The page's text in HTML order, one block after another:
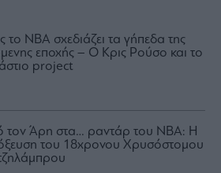
το NBA σχεδιάζει τα γήπεδα της
εποχής – Ο Κρις Ρούσο και το
project
τον Άρη στα… ραντάρ του NBA: Η
του 18χρονου Χρυσόστομου